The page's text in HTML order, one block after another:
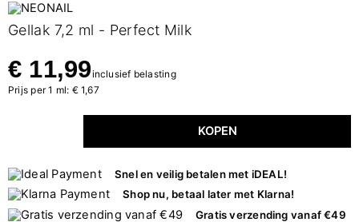
Gellak 7,2 ml - Perfect Milk
€ 11,99inclusief belasting
Prijs per 1 ml: € 1,67
KOPEN
Snel en veilig betalen met iDEAL!
Shop nu, betaal later met Klarna!
Gratis verzending vanaf €49